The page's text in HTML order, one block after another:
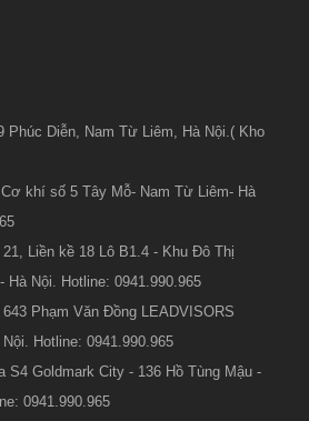
Phúc Diễn, Nam Từ Liêm, Hà Nội.( Kho
khí số 5 Tây Mỗ- Nam Từ Liêm- Hà
Liền kề 18 Lô B1.4 - Khu Đô Thị
Hà Nội. Hotline: 0941.990.965
Phạm Văn Đồng LEADVISORS
Hotline: 0941.990.965
S4 Goldmark City - 136 Hồ Tùng Mậu -
0941.990.965